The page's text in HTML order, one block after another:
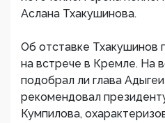
Аслана Тхакушинова.
Об отставке Тхакушинов
на встрече в Кремле. На
подобрал ли глава
рекомендовал
Кумпилова,